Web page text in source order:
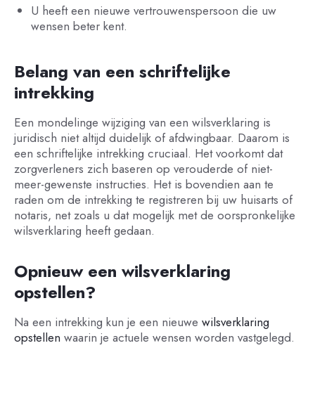
U heeft een nieuwe vertrouwenspersoon die uw
wensen beter kent.
Belang van een schriftelijke
intrekking
Een mondelinge wijziging van een wilsverklaring is
juridisch niet altijd duidelijk of afdwingbaar. Daarom is
een schriftelijke intrekking cruciaal. Het voorkomt dat
zorgverleners zich baseren op verouderde of niet-
meer-gewenste instructies. Het is bovendien aan te
raden om de intrekking te registreren bij uw huisarts of
notaris, net zoals u dat mogelijk met de oorspronkelijke
wilsverklaring heeft gedaan.
Opnieuw een wilsverklaring
opstellen?
Na een intrekking kun je een nieuwe wilsverklaring
opstellen waarin je actuele wensen worden vastgelegd.